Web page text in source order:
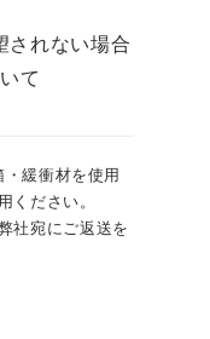
されない場合
て
緩衝材を使用
ください。
社宛にご返送を